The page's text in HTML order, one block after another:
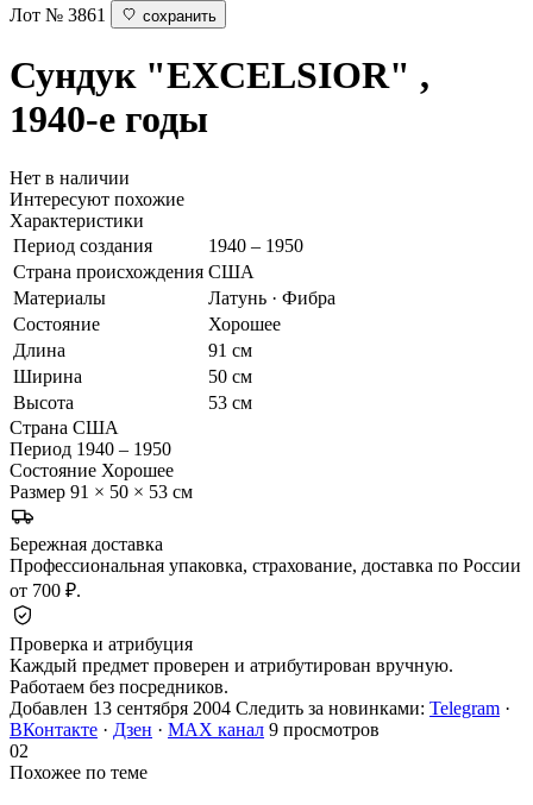
Лот № 3861
сохранить
Сундук "EXCELSIOR" ,
1940-е годы
Нет в наличии
Интересуют похожие
Характеристики
Период создания
1940 – 1950
Страна происхождения США
Материалы
Латунь · Фибра
Состояние
Хорошее
Длина
91 см
Ширина
50 см
Высота
53 см
Страна США
Период 1940 – 1950
Состояние Хорошее
Размер 91 × 50 × 53 см
Бережная доставка
Профессиональная упаковка, страхование, доставка по России
от 700 ₽.
Проверка и атрибуция
Каждый предмет проверен и атрибутирован вручную.
Работаем без посредников.
Добавлен 13 сентября 2004 Следить за новинками: Telegram ·
ВКонтакте · Дзен · MAX канал 9 просмотров
02
Похожее по теме